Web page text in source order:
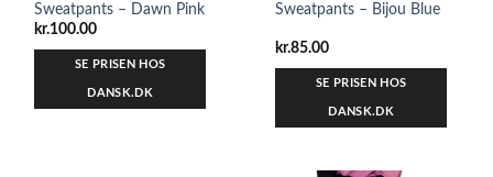
Sweatpants – Dawn Pink
kr.100.00
SE PRISEN HOS
DANSK.DK
Sweatpants – Bijou Blue
kr.85.00
SE PRISEN HOS
DANSK.DK